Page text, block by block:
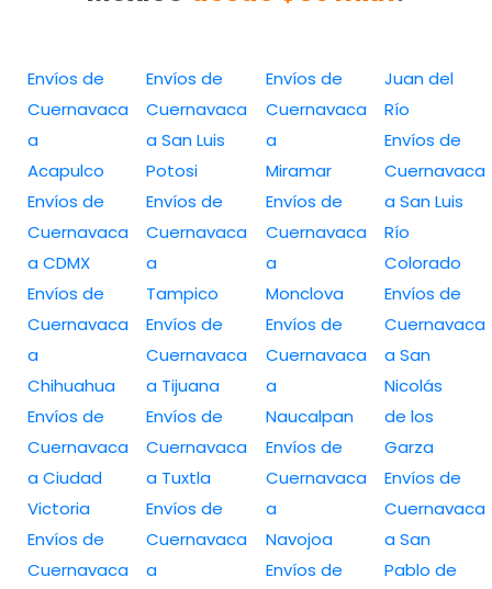
Envíos de
Cuernavaca
a
Acapulco
Envíos de
Cuernavaca
a CDMX
Envíos de
Cuernavaca
a
Chihuahua
Envíos de
Cuernavaca
a Ciudad
Victoria
Envíos de
Cuernavaca
Envíos de
Cuernavaca
a San Luis
Potosi
Envíos de
Cuernavaca
a
Tampico
Envíos de
Cuernavaca
a Tijuana
Envíos de
Cuernavaca
a Tuxtla
Envíos de
Cuernavaca
a
Envíos de
Cuernavaca
a
Miramar
Envíos de
Cuernavaca
a
Monclova
Envíos de
Cuernavaca
a
Naucalpan
Envíos de
Cuernavaca
a
Navojoa
Envíos de
Juan del
Río
Envíos de
Cuernavaca
a San Luis
Río
Colorado
Envíos de
Cuernavaca
a San
Nicolás
de los
Garza
Envíos de
Cuernavaca
a San
Pablo de